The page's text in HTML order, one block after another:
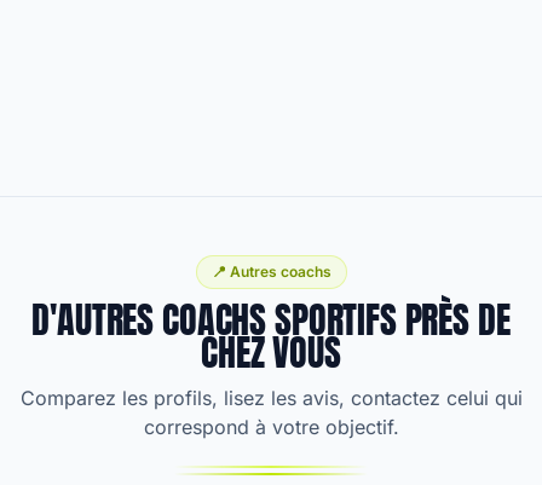
📍 Autres coachs
D'AUTRES COACHS SPORTIFS PRÈS DE
CHEZ VOUS
Comparez les profils, lisez les avis, contactez celui qui
correspond à votre objectif.